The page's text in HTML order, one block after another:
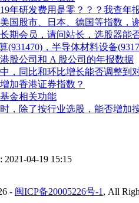
年研发费用是零？？？我查年
国股市、日本、德国等指数，谢
期会员，请问站长，选股器能
(931470)，半导体材料设备
股公司和 A 股公司的年报数据
，同比和环比增长能否调整到
加香港证券指数？
金相关功能
，除了按行业选股，能否增加
2021-04-19 15:15
- 闽ICP备20005226号-1 , All